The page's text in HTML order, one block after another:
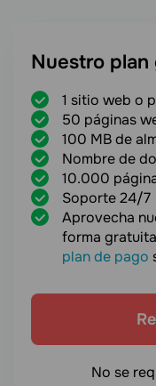
Nuestro
1 sitio web o
50 páginas
100 MB de
Nombre de
10.000
Soporte 24/7
Aprovecha
forma
plan de pago
No se